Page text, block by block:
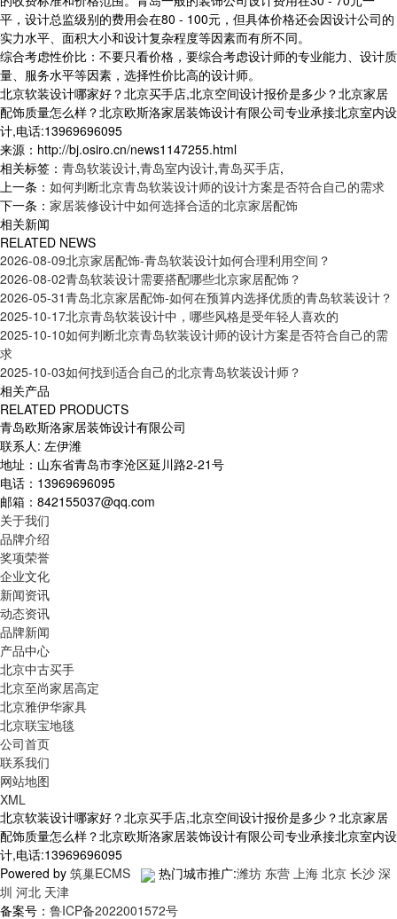
平，设计总监级别的费用会在80 - 100元，但具体价格还会因设计公司的
实力水平、面积大小和设计复杂程度等因素而有所不同。
综合考虑性价比：不要只看价格，要综合考虑设计师的专业能力、设计质
量、服务水平等因素，选择性价比高的设计师。
北京软装设计哪家好？北京买手店,北京空间设计报价是多少？北京家居
配饰质量怎么样？北京欧斯洛家居装饰设计有限公司专业承接北京室内设
计,电话:13969696095
来源：http://bj.osiro.cn/news1147255.html
相关标签： 青岛软装设计,青岛室内设计,青岛买手店,
上一条： 如何判断北京青岛软装设计师的设计方案是否符合自己的需求
下一条： 家居装修设计中如何选择合适的北京家居配饰
相关新闻
RELATED NEWS
2026-08-09北京家居配饰-青岛软装设计如何合理利用空间？
2026-08-02青岛软装设计需要搭配哪些北京家居配饰？
2026-05-31青岛北京家居配饰-如何在预算内选择优质的青岛软装设计？
2025-10-17北京青岛软装设计中，哪些风格是受年轻人喜欢的
2025-10-10如何判断北京青岛软装设计师的设计方案是否符合自己的需
求
2025-10-03如何找到适合自己的北京青岛软装设计师？
相关产品
RELATED PRODUCTS
青岛欧斯洛家居装饰设计有限公司
联系人: 左伊潍
地址：山东省青岛市李沧区延川路2-21号
电话：13969696095
邮箱：842155037@qq.com
关于我们
品牌介绍
奖项荣誉
企业文化
新闻资讯
动态资讯
品牌新闻
产品中心
北京中古买手
北京至尚家居高定
北京雅伊华家具
北京联宝地毯
公司首页
联系我们
网站地图
XML
北京软装设计哪家好？北京买手店,北京空间设计报价是多少？北京家居
配饰质量怎么样？北京欧斯洛家居装饰设计有限公司专业承接北京室内设
计,电话:13969696095
Powered by 筑巢ECMS 热门城市推广:潍坊 东营 上海 北京 长沙 深
圳 河北 天津
备案号： 鲁ICP备2022001572号